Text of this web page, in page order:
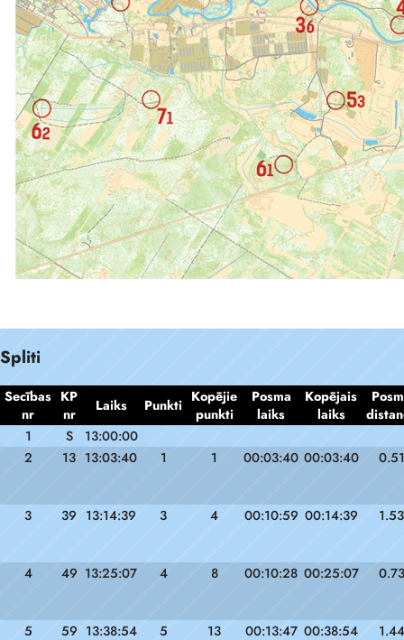
Spliti
Secības
nr
KP
nr
Laiks Punkti Kopējie
punkti
Posma
laiks
Kopējais
laiks
1
S
13:00:00
2
13 13:03:40 1 1 00:03:40 00:03:40 0.51
3 39 13:14:39 3 4 00:10:59 00:14:39 1.53
4 49 13:25:07 4 8 00:10:28 00:25:07 0.73
5 59 13:38:54 5 13 00:13:47 00:38:54 1.44